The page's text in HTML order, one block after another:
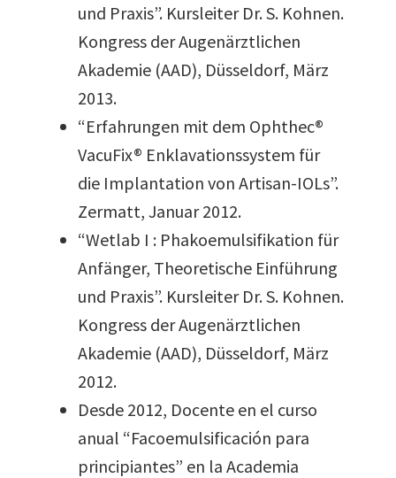
und Praxis”. Kursleiter Dr. S. Kohnen.
Kongress der Augenärztlichen
Akademie (AAD), Düsseldorf, März
2013.
“Erfahrungen mit dem Ophthec®
VacuFix® Enklavationssystem für
die Implantation von Artisan-IOLs”.
Zermatt, Januar 2012.
“Wetlab I : Phakoemulsifikation für
Anfänger, Theoretische Einführung
und Praxis”. Kursleiter Dr. S. Kohnen.
Kongress der Augenärztlichen
Akademie (AAD), Düsseldorf, März
2012.
Desde 2012, Docente en el curso
anual “Facoemulsificación para
principiantes” en la Academia